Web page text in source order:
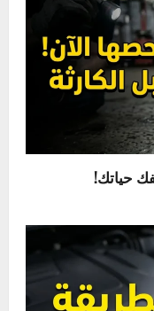
وطرق الوقاية